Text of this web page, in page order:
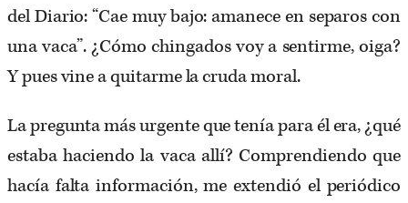
del Diario: “Cae muy bajo: amanece en separos con
una vaca”. ¿Cómo chingados voy a sentirme, oiga?
Y pues vine a quitarme la cruda moral.
La pregunta más urgente que tenía para él era, ¿qué
estaba haciendo la vaca allí? Comprendiendo que
hacía falta información, me extendió el periódico